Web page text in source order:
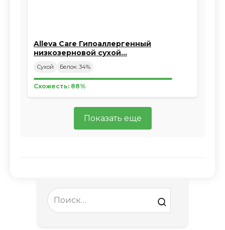
Alleva Care Гипоаллергенный
низкозерновой сухой…
Сухой Белок: 34%
Схожесть: 88%
Показать еще
Search
for: